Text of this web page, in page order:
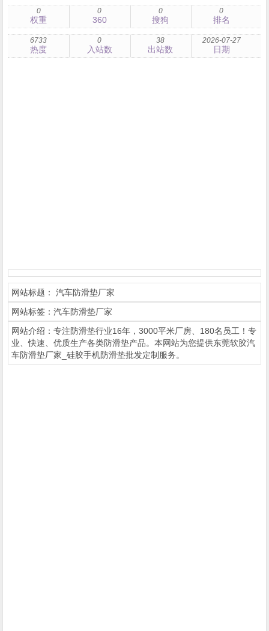
0
权重
0
360
0
搜狗
0
排名
6733
热度
0
入站数
38
出站数
2026-07-27
日期
网站标题：汽车防滑垫厂家
网站标签：汽车防滑垫厂家
网站介绍：专注防滑垫行业16年，3000平米厂房、180名员工！专
业、快速、优质生产各类防滑垫产品。本网站为您提供东莞软胶汽
车防滑垫厂家_硅胶手机防滑垫批发定制服务。